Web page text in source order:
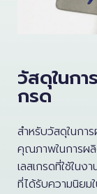
วัสดุในก
กรด
สำหรับวัสดุในกา
คุณภาพในการผ
เลสเกรดที่ใช้ใน
ที่ได้รับความนิยม